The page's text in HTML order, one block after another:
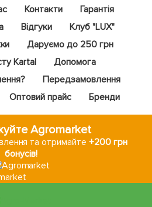
Контакти
Гарантія
Відгуки
Клуб "LUX"
Даруємо до 250 грн
Kartal
Допомога
Передзамовлення
Оптовий прайс Бренди
Agromarket
та отримайте+200 грн
бонусів!